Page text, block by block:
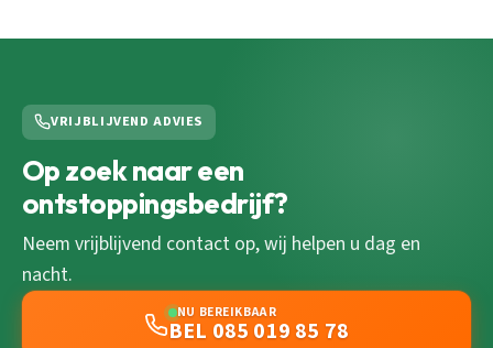
VRIJBLIJVEND ADVIES
Op zoek naar een
ontstoppingsbedrijf?
Neem vrijblijvend contact op, wij helpen u dag en
nacht.
NU BEREIKBAAR
BEL 085 019 85 78